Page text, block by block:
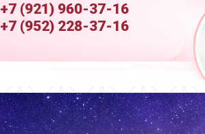
+7 (921) 960-37-16
+7 (952) 228-37-16